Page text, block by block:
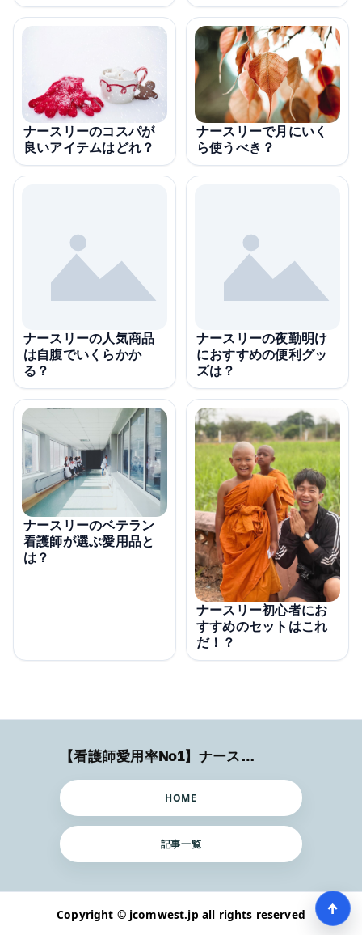
ナースリーのコスパが
良いアイテムはどれ？
ナースリーで月にいく
ら使うべき？
ナースリーの人気商品
は自腹でいくらかか
る？
ナースリーの夜勤明け
におすすめの便利グッ
ズは？
ナースリーのベテラン
看護師が選ぶ愛用品と
は？
ナースリー初心者にお
すすめのセットはこれ
だ！？
【看護師愛用率No1】ナースリーで人気の商品はコレ
HOME
記事一覧
Copyright © jcomwest.jp all rights reserved ↑